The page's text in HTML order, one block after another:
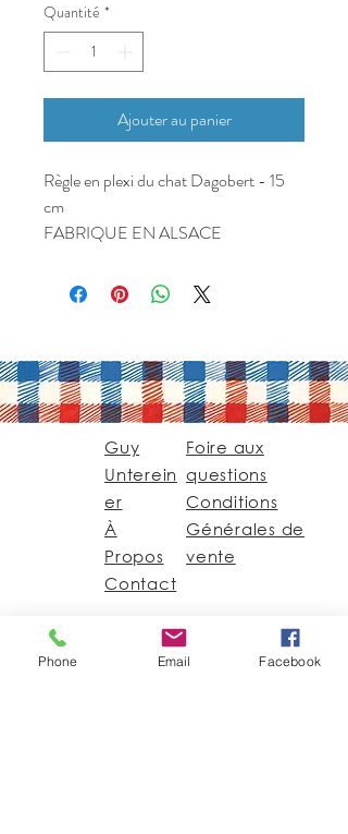
Quantité *
Ajouter au panier
Règle en plexi du chat Dagobert - 15
cm
FABRIQUE EN ALSACE
Guy
Unterein
er
À
Propos
Contact
Foire aux
questions
Conditions
Générales de
vente
Guy@GuyUntereiner.fr
8 rue du Général
Phone Email Facebook